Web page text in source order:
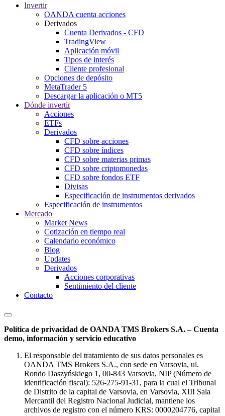
Invertir
OANDA cuenta acciones
Derivados
Cuenta Derivados - CFD
TradingView
Aplicación móvil
Tipos de interés
Cliente profesional
Opciones de depósito
MetaTrader 5
Descargar la aplicación o MT5
Dónde invertir
Acciones
ETFs
Derivados
CFD sobre acciones
CFD sobre índices
CFD sobre materias primas
CFD sobre criptomonedas
CFD sobre fondos ETF
Divisas
Especificación de instrumentos derivados
Especificación de instrumentos
Mercado
Market News
Cotización en tiempo real
Calendario económico
Blog
Updates
Derivados
Acciones corporativas
Sentimiento del cliente
Contacto
Política de privacidad de OANDA TMS Brokers S.A. – Cuenta
demo, información y servicio educativo
El responsable del tratamiento de sus datos personales es
OANDA TMS Brokers S.A., con sede en Varsovia, ul.
Rondo Daszyńskiego 1, 00-843 Varsovia, NIP (Número de
identificación fiscal): 526-275-91-31, para la cual el Tribunal
de Distrito de la capital de Varsovia, en Varsovia, XIII Sala
Mercantil del Registro Nacional Judicial, mantiene los
archivos de registro con el número KRS: 0000204776, capital